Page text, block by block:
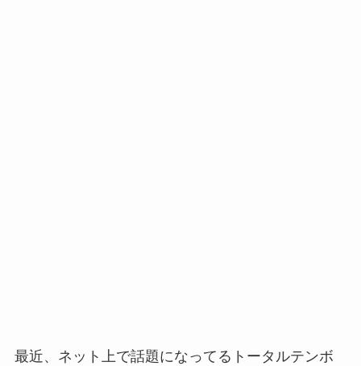
最近、ネット上で話題になってるトータルテンボ